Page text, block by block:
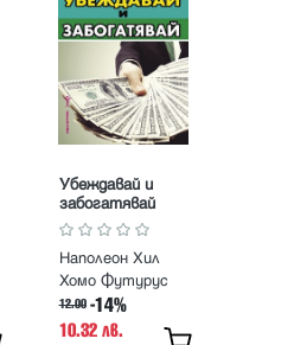
Убеждавай и
забогатявай
Наполеон Хил
Хомо Футурус
12.00 -14%
10.32 лв.